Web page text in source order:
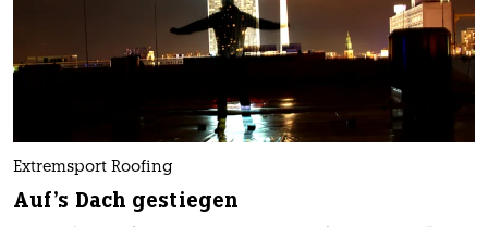
Extremsport Roofing
Auf's Dach gestiegen